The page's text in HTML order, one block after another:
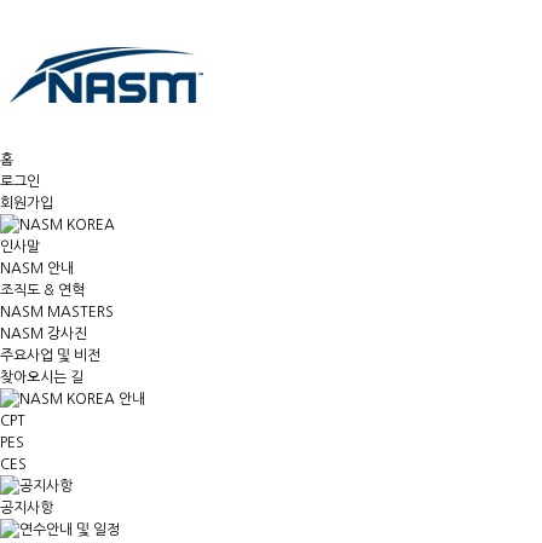
홈
로그인
회원가입
인사말
NASM 안내
조직도 & 연혁
NASM MASTERS
NASM 강사진
주요사업 및 비전
찾아오시는 길
CPT
PES
CES
공지사항